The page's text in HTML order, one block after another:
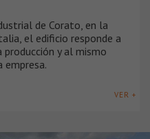
de Corato, en la
el edificio responde a
producción y al mismo
empresa.
VER +